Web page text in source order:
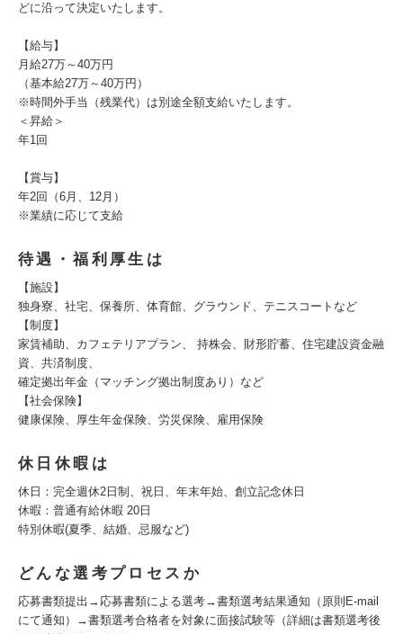
どに沿って決定いたします。
【給与】
月給27万～40万円
（基本給27万～40万円）
※時間外手当（残業代）は別途全額支給いたします。
＜昇給＞
年1回
【賞与】
年2回（6月、12月）
※業績に応じて支給
待遇・福利厚生は
【施設】
独身寮、社宅、保養所、体育館、グラウンド、テニスコートなど
【制度】
家賃補助、カフェテリアプラン、 持株会、財形貯蓄、住宅建設資金融
資、共済制度、
確定拠出年金（マッチング拠出制度あり）など
【社会保険】
健康保険、厚生年金保険、労災保険、雇用保険
休日休暇は
休日：完全週休2日制、祝日、年末年始、創立記念休日
休暇：普通有給休暇 20日
特別休暇(夏季、結婚、忌服など)
どんな選考プロセスか
応募書類提出→応募書類による選考→書類選考結果通知（原則E-mail
にて通知）→書類選考合格者を対象に面接試験等（詳細は書類選考後